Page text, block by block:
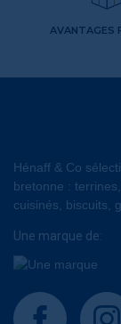
AVANTAGES
Hénaff & Co
bretonne :
cuisinés, biscuits,
Une marque de:
facebook